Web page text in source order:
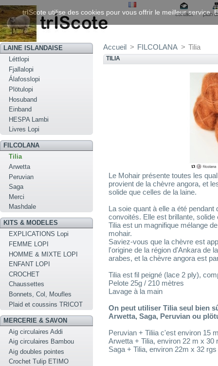
contact plan
LAINE ISLANDAISE
Léttlopi
Fjallalopi
Álafosslopi
Plötulopi
Hosuband
Einband
HESPA Lambi
Livres Lopi
FILCOLANA
Tilia
Arwetta
Peruvian
Saga
Merci
Mashdale
KITS & MODELES
EXPLICATIONS Lopi
FEMME LOPI
HOMME & MIXTE LOPI
ENFANT LOPI
CROCHET
Chaussettes
Bonnets, Col, Moufles
Plaid et coussins TRICOT
MERCERIE & SAVON
Aig circulaires Addi
Aig circulaires Bambou
Aig doubles pointes
Crochet Tulip ETIMO
Accueil > FILCOLANA > Tilia
TILIA
Le Mohair présente toutes les
provient de la chèvre angora, et
solide que celles de la laine.
La soie quant à elle a été
convoités. Elle est brillante,
Tilia est un magnifique mélange
mohair.
Saviez-vous que la chèvre est
l'origine de la région d'Ankara de
arabes, et la chèvre angora est
Tilia est fil peigné (lace 2 ply),
Pelote 25g / 210 mètres
Lavage à la main
On peut utiliser Tilia seul bien
Arwetta, Saga, Peruvian ou
Peruvian + Tiliia c'est environ 15
Arwetta + Tilia, environ 22 m x
Saga + Tilia, environ 22m x 32
trIScote utilise des cookies pour vous offrir le meilleur